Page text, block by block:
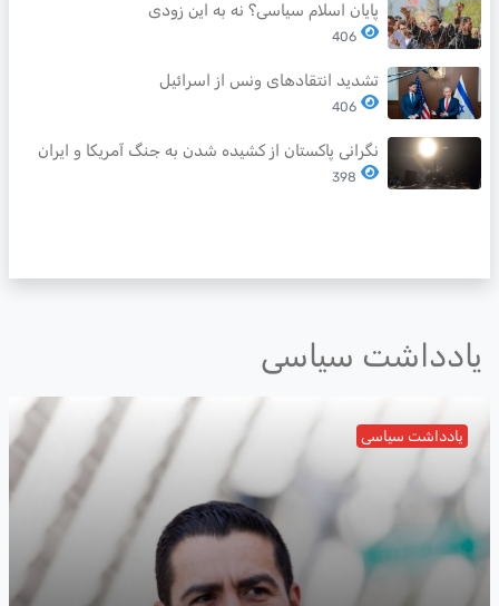
پایان اسلام سیاسی؟ نه به این زودی
406
تشدید انتقادهای ونس از اسرائیل
406
نگرانی پاکستان از کشیده شدن به جنگ آمریکا و ایران
398
یادداشت سیاسی
یادداشت سیاسی